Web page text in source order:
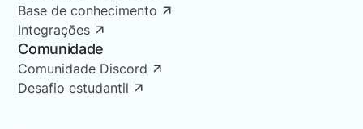
Base de conhecimento
Integrações
Comunidade
Comunidade Discord
Desafio estudantil